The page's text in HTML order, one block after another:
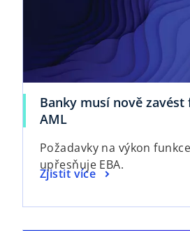
Banky musí nově
AML
Požadavky na výkon
upřesňuje EBA.
Zjistit více